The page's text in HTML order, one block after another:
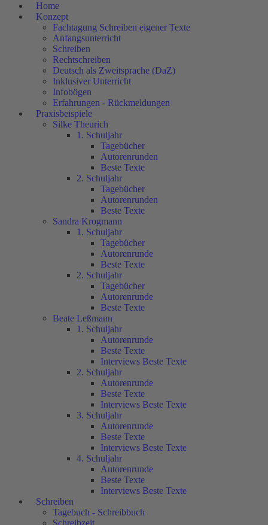
Home
Konzept
Fachtagung Schreiben eigener Texte
Anfangsunterricht
Schreiben
Rechtschreiben
Deutsch als Zweitsprache (DaZ)
Inklusiver Unterricht
Infobögen
Erfahrungen - Rückmeldungen
Praxisbeispiele
Silke Theurich
1. Schuljahr
Tagebücher
Autorenrunden
Beste Texte
2. Schuljahr
Tagebücher
Autorenrunden
Beste Texte
Sandra Krogmann
1. Schuljahr
Tagebücher
Autorenrunde
Beste Texte
2. Schuljahr
Tagebücher
Autorenrunde
Beste Texte
Beate Leßmann
1. Schuljahr
Autorenrunde
Beste Texte
Interviews Beste Texte
2. Schuljahr
Autorenrunde
Beste Texte
Interviews Beste Texte
3. Schuljahr
Autorenrunde
Beste Texte
Interviews Beste Texte
4. Schuljahr
Autorenrunde
Beste Texte
Interviews Beste Texte
Schreiben
Tagebuch - Schreibbuch
Schreibzeit